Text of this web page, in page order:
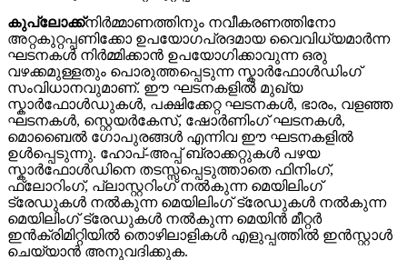
കുപ്ലോക്ക്നിർമ്മാണത്തിനും നവീകരണത്തിനോ
അറ്റകുറ്റപ്പണിക്കോ ഉപയോഗപ്രദമായ വൈവിധ്യമാർന്ന
ഘടനകൾ നിർമ്മിക്കാൻ ഉപയോഗിക്കാവുന്ന ഒരു
വഴക്കമുള്ളതും പൊരുത്തപ്പെടുന്ന സ്കാർഫോൾഡിംഗ്
സംവിധാനവുമാണ്. ഈ ഘടനകളിൽ മുഖ്യ
സ്കാർഫോൾഡുകൾ, പക്ഷിക്കേറ്റ ഘടനകൾ, ഭാരം, വളഞ്ഞ
ഘടനകൾ, സ്റ്റെയർകേസ്, ഷോർണിംഗ് ഘടനകൾ,
മൊബൈൽ ഗോപുരങ്ങൾ എന്നിവ ഈ ഘടനകളിൽ
ഉൾപ്പെടുന്നു. ഹോപ്-അപ്പ് ബ്രാക്കറ്റുകൾ പഴയ
സ്കാർഫോൾഡിനെ തടസ്സപ്പെടുത്താതെ ഫിനിംഗ്,
ഫ്ലോറിംഗ്, പ്ലാസ്റ്ററിംഗ് നൽകുന്ന മെയിലിംഗ്
ട്രേഡുകൾ നൽകുന്ന മെയിലിംഗ് ട്രേഡുകൾ നൽകുന്ന
മെയിലിംഗ് ട്രേഡുകൾ നൽകുന്ന മെയിൻ മീറ്റർ
ഇൻക്രിമിറ്റിയിൽ തൊഴിലാളികൾ എളുപ്പത്തിൽ ഇൻസ്റ്റാൾ
ചെയ്യാൻ അനുവദിക്കുക.